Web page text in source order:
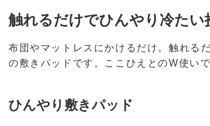
触れるだけでひんやり冷たい
布団やマットレスにかけるだけ。触れる
の敷きパッドです。ここひえとのW使い
ひんやり敷きパッド